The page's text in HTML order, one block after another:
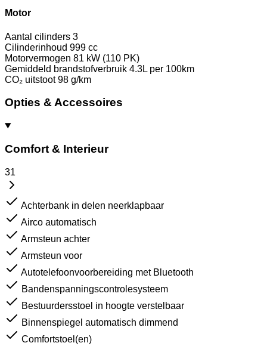
Motor
Aantal cilinders 3
Cilinderinhoud 999 cc
Motorvermogen 81 kW (110 PK)
Gemiddeld brandstofverbruik 4.3L per 100km
CO₂ uitstoot 98 g/km
Opties & Accessoires
Comfort & Interieur
31
Achterbank in delen neerklapbaar
Airco automatisch
Armsteun achter
Armsteun voor
Autotelefoonvoorbereiding met Bluetooth
Bandenspanningscontrolesysteem
Bestuurdersstoel in hoogte verstelbaar
Binnenspiegel automatisch dimmend
Comfortstoel(en)